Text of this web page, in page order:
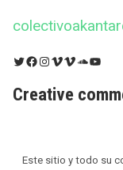
Twitter Facebook Instagram Vimeo Vimeo SoundCloud YouTube
Creative
Este sitio y todo su